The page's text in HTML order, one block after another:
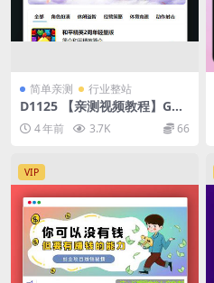
简单亲测 行业整站
D1125 【亲测视频教程】GM
后台包站游戏库程序
4 年前 3.7K 66
VIP